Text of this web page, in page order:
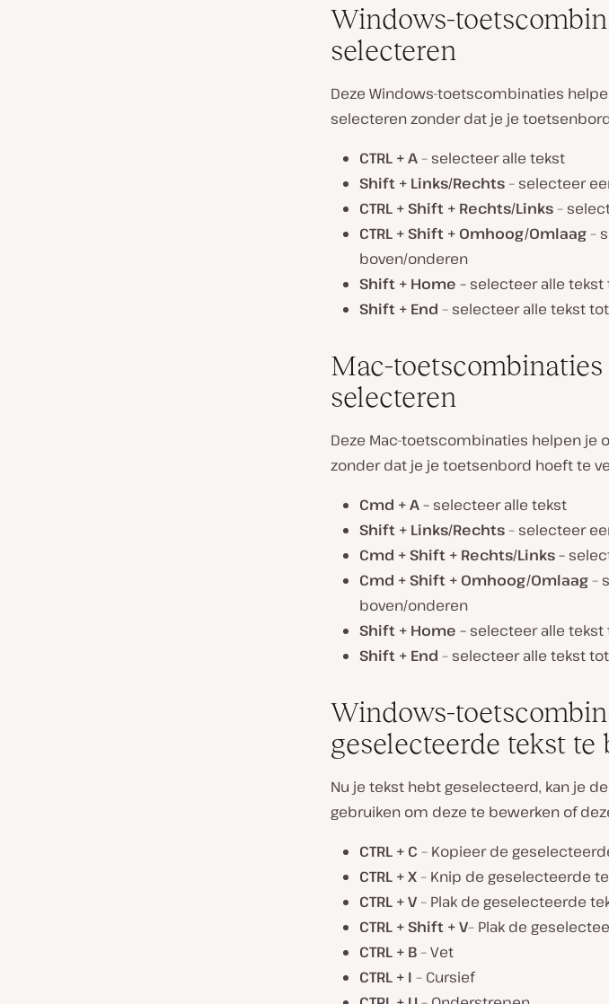
Windows-
selecteren
Deze Windows-toetscombinaties
selecteren zonder dat je je
CTRL + A– selecteer alle tekst
Shift + Links/Rechts– selecteer
CTRL + Shift + Rechts/Links–
CTRL + Shift + Omhoog/Omlaag–
boven/onderen
Shift + Home – selecteer alle tekst
Shift + End – selecteer alle tekst
Mac-
selecteren
Deze Mac-toetscombinaties helpen
zonder dat je je toetsenbord hoeft te
Cmd + A – selecteer alle tekst
Shift + Links/Rechts– selecteer
Cmd + Shift + Rechts/Links –
Cmd + Shift + Omhoog/Omlaag–
boven/onderen
Shift + Home – selecteer alle tekst
Shift + End – selecteer alle tekst
Windows-
geselecteerde tekst te
Nu je tekst hebt geselecteerd, kan je
gebruiken om deze te bewerken of
CTRL + C – Kopieer de
CTRL + X– Knip de geselecteerde
CTRL + V– Plak de geselecteerde
CTRL + Shift + V– Plak de
CTRL + B– Vet
CTRL + I – Cursief